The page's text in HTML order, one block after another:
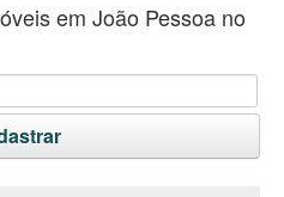
em João Pessoa no